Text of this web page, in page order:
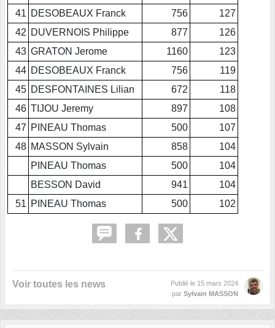
41 DESOBEAUX Franck 756
127
42 DUVERNOIS Philippe 877
126
43 GRATON Jerome 1160
123
44 DESOBEAUX Franck 756
119
45 DESFONTAINES Lilian 672
118
46 TIJOU Jeremy 897
108
47 PINEAU Thomas 500
107
48 MASSON Sylvain 858
104
PINEAU Thomas
500
104
BESSON David
941
104
51 PINEAU Thomas 500 102
Voir toutes les news Publié le 15 mars 2024
par Sylvain MASSON